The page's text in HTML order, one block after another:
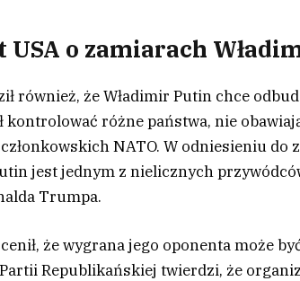
USA o zamiarach
również, że Władimir Putin chce
kontrolować różne państwa, nie
NATO. W odniesieniu do
jest jednym z nielicznych
Trumpa.
że wygrana jego oponenta może
Republikańskiej twierdzi, że